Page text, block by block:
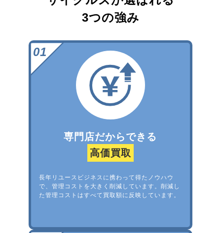
3つの強み
専門店だからできる
高価買取
長年リユースビジネスに携わって得たノウハウ
で、管理コストを大きく削減しています。削減し
た管理コストはすべて買取額に反映しています。